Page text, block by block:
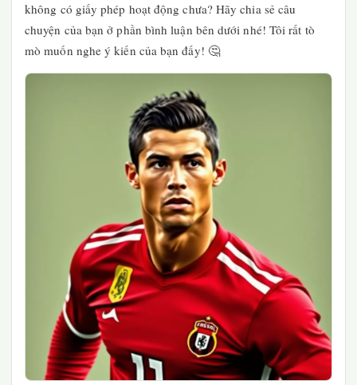
không có giấy phép hoạt động chưa? Hãy chia sẻ câu
chuyện của bạn ở phần bình luận bên dưới nhé! Tôi rất tò
mò muốn nghe ý kiến của bạn đấy! 🤔